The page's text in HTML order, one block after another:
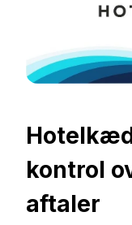
kontrol
aftaler